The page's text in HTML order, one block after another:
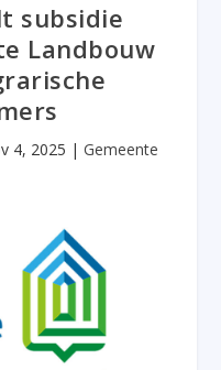
subsidie
Landbouw
4, 2025 | Gemeente